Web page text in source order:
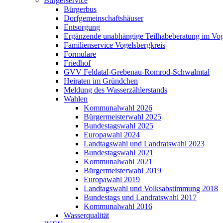
Bürgerbus
Dorfgemeinschaftshäuser
Entsorgung
Ergänzende unabhängige Teilhabeberatung im
Familienservice Vogelsbergkreis
Formulare
Friedhof
GVV Feldatal-Grebenau-Romrod-Schwalmtal
Heiraten im Gründchen
Meldung des Wasserzählerstands
Wahlen
Kommunalwahl 2026
Bürgermeisterwahl 2025
Bundestagswahl 2025
Europawahl 2024
Landtagswahl und Landratswahl 2023
Bundestagswahl 2021
Kommunalwahl 2021
Bürgermeisterwahl 2019
Europawahl 2019
Landtagswahl und Volksabstimmung 2018
Bundestags und Landratswahl 2017
Kommunalwahl 2016
Wasserqualität